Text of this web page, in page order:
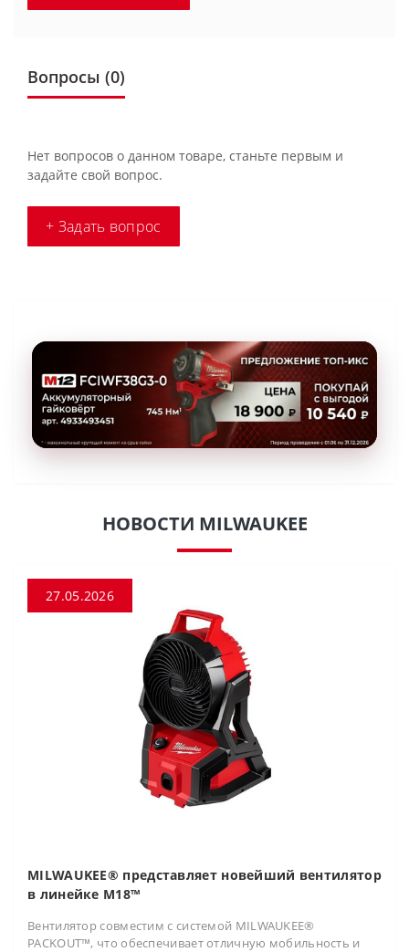
Вопросы (0)
Нет вопросов о данном товаре, станьте первым и
задайте свой вопрос.
+ Задать вопрос
НОВОСТИ MILWAUKEE
27.05.2026
MILWAUKEE® представляет новейший вентилятор
в линейке M18™
Вентилятор совместим с системой MILWAUKEE®
PACKOUT™, что обеспечивает отличную мобильность и